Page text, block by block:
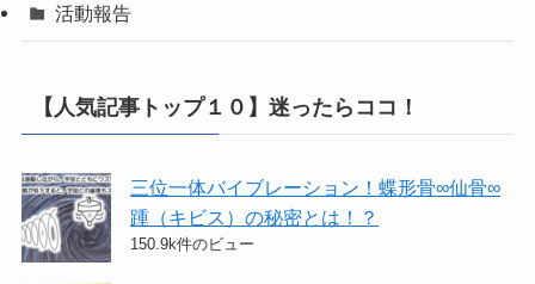
活動報告
【人気記事トップ１０】迷ったらココ！
三位一体バイブレーション！蝶形骨∞仙骨∞
踵（キビス）の秘密とは！？
150.9k件のビュー